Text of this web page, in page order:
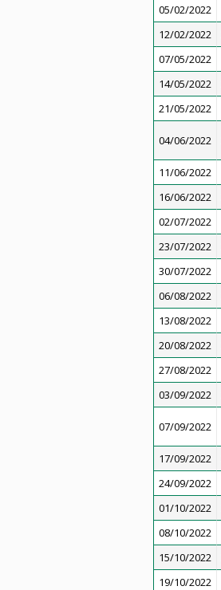
05/02/2022
12/02/2022
07/05/2022
14/05/2022
21/05/2022
04/06/2022
11/06/2022
16/06/2022
02/07/2022
23/07/2022
30/07/2022
06/08/2022
13/08/2022
20/08/2022
27/08/2022
03/09/2022
07/09/2022
17/09/2022
24/09/2022
01/10/2022
08/10/2022
15/10/2022
19/10/2022